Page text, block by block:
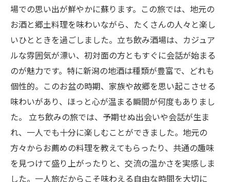
場での思い出が鮮やかに蘇ります。この旅では、地元の
お酒と郷土料理を味わいながら、たくさんの人々と楽し
いひとときを過ごしました。立ち飲み酒場は、カジュア
ルな雰囲気が漂い、初対面の方ともすぐに会話が始まる
のが魅力です。特に新潟の地酒は種類が豊富で、どれも
個性的。このお盆の時期、家族や故郷を思い起こさせる
味わいがあり、ほっと心が温まる瞬間が何度もありまし
た。 立ち飲みの旅では、予期せぬ出会いや会話が生ま
れ、一人でも十分に楽しむことができました。地元の
方々からお薦めの料理を教えてもらったり、共通の趣味
を見つけて盛り上がったりと、交流の温かさを実感しま
した。一人旅だからこそ味わえる自由な時間を大切に